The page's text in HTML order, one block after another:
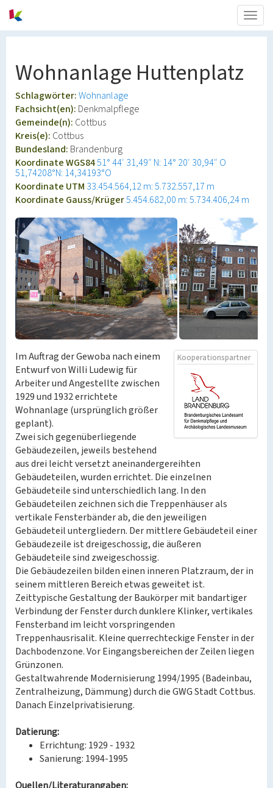
Wohnanlage Huttenplatz
Schlagwörter:Wohnanlage
Fachsicht(en): Denkmalpflege
Gemeinde(n): Cottbus
Kreis(e): Cottbus
Bundesland: Brandenburg
Koordinate WGS8451° 44′ 31,49″ N: 14° 20′ 30,94″ O
51,74208°N: 14,34193°O
Koordinate UTM 33.454.564,12 m: 5.732.557,17 m
Koordinate Gauss/Krüger5.454.682,00 m: 5.734.406,24 m
Kooperationspartner
Im Auftrag der Gewoba nach einem
Entwurf von Willi Ludewig für
Arbeiter und Angestellte zwischen
1929 und 1932 errichtete
Wohnanlage (ursprünglich größer
geplant).
Zwei sich gegenüberliegende
Gebäudezeilen, jeweils bestehend
aus drei leicht versetzt aneinandergereihten
Gebäudeteilen, wurden errichtet. Die einzelnen
Gebäudeteile sind unterschiedlich lang. In den
Gebäudeteilen zeichnen sich die Treppenhäuser als
vertikale Fensterbänder ab, die den jeweiligen
Gebäudeteil untergliedern. Der mittlere Gebäudeteil einer
Gebäudezeile ist dreigeschossig, die äußeren
Gebäudeteile sind zweigeschossig.
Die Gebäudezeilen bilden einen inneren Platzraum, der in
seinem mittleren Bereich etwas geweitet ist.
Zeittypische Gestaltung der Baukörper mit bandartiger
Verbindung der Fenster durch dunklere Klinker, vertikales
Fensterband im leicht vorspringenden
Treppenhausrisalit. Kleine querrechteckige Fenster in der
Dachbodenzone. Vor Eingangsbereichen der Zeilen liegen
Grünzonen.
Gestaltwahrende Modernisierung 1994/1995 (Badeinbau,
Zentralheizung, Dämmung) durch die GWG Stadt Cottbus.
Danach Einzelprivatisierung.
Datierung:
Errichtung: 1929 - 1932
Sanierung: 1994-1995